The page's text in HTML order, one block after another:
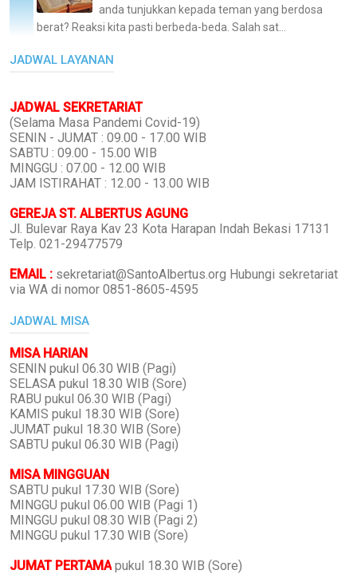
anda tunjukkan kepada teman yang berdosa
berat? Reaksi kita pasti berbeda-beda. Salah sat...
JADWAL LAYANAN
JADWAL SEKRETARIAT
(Selama Masa Pandemi Covid-19)
SENIN - JUMAT : 09.00 - 17.00 WIB
SABTU : 09.00 - 15.00 WIB
MINGGU : 07.00 - 12.00 WIB
JAM ISTIRAHAT : 12.00 - 13.00 WIB
GEREJA ST. ALBERTUS AGUNG
Jl. Bulevar Raya Kav 23 Kota Harapan Indah Bekasi 17131
Telp. 021-29477579
EMAIL : sekretariat@SantoAlbertus.org Hubungi sekretariat
via WA di nomor 0851-8605-4595
JADWAL MISA
MISA HARIAN
SENIN pukul 06.30 WIB (Pagi)
SELASA pukul 18.30 WIB (Sore)
RABU pukul 06.30 WIB (Pagi)
KAMIS pukul 18.30 WIB (Sore)
JUMAT pukul 18.30 WIB (Sore)
SABTU pukul 06.30 WIB (Pagi)
MISA MINGGUAN
SABTU pukul 17.30 WIB (Sore)
MINGGU pukul 06.00 WIB (Pagi 1)
MINGGU pukul 08.30 WIB (Pagi 2)
MINGGU pukul 17.30 WIB (Sore)
JUMAT PERTAMA pukul 18.30 WIB (Sore)